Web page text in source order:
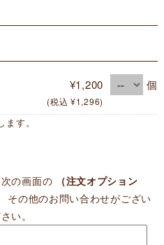
¥1,200
(税込 ¥1,296)
個
す。
の画面の
（注文オプション
その他のお問い合わせがござい
い。